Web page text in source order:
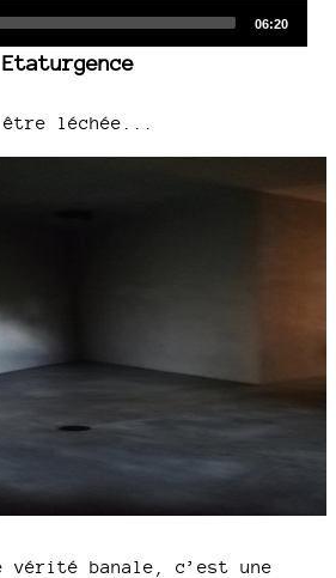
Total
06:20
Etaturgence
être léchée...
vérité banale, c’est une